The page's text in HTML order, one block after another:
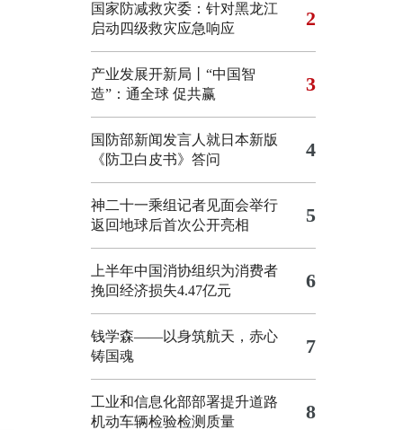
国家防减救灾委：针对黑龙江
启动四级救灾应急响应
2
产业发展开新局丨“中国智
造”：通全球 促共赢
3
国防部新闻发言人就日本新版
《防卫白皮书》答问
4
神二十一乘组记者见面会举行
返回地球后首次公开亮相
5
上半年中国消协组织为消费者
挽回经济损失4.47亿元
6
钱学森——以身筑航天，赤心
铸国魂
7
工业和信息化部部署提升道路
机动车辆检验检测质量
8